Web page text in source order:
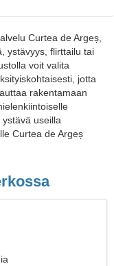
Curtea de Argeș,
ystävyys, flirttailu tai
voit valita
jotta
rakentamaan
useilla
Curtea de Argeș